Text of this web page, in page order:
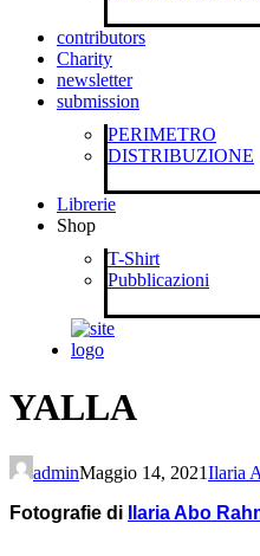
contributors
Charity
newsletter
submission
PERIMETRO
DISTRIBUZIONE
Librerie
Shop
T-Shirt
Pubblicazioni
YALLA
adminMaggio 14, 2021Ilaria
Fotografie di
Ilaria Abo